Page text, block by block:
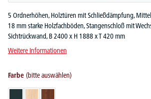
5 Ordnerhöhen, Holztüren mit Schließdämpfung,
18 mm starke Holzfachböden, Stangenschloß mit
Sichtrückwand, B 2400 x H 1888 x T 420 mm
Weitere Informationen
Farbe (bitte auswählen)